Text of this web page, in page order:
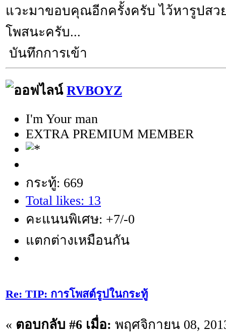
แวะมาขอบคุณอีกครั้งครับ ไว้หารูปสว
โพสนะครับ...
บันทึกการเข้า
RVBOYZ
I'm Your man
EXTRA PREMIUM MEMBER
กระทู้: 669
Total likes: 13
คะแนนพิเศษ: +7/-0
แตกต่างเหมือนกัน
Re: TIP: การโพสต์รูปในกระทู้
« ตอบกลับ #6 เมื่อ: พฤศจิกายน 08,